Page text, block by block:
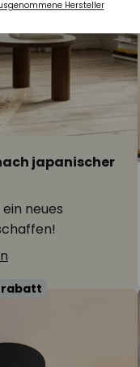
japanischer
neues
Hersteller